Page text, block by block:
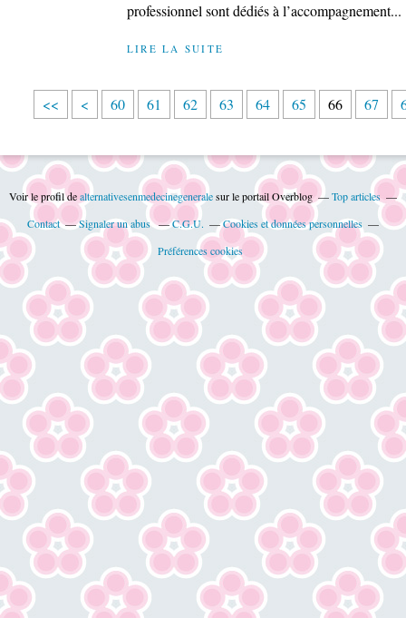
professionnel sont dédiés à l’accompagnement...
LIRE LA SUITE
<< <
1
2
3
4
5
60 61 62 63 64 65 66 67
Voir le profil dealternativesenmedecinegeneralesur le portail Overblog
Top articles
Contact
Signaler un abus C.G.U.
Cookies et données personnelles
Préférences cookies